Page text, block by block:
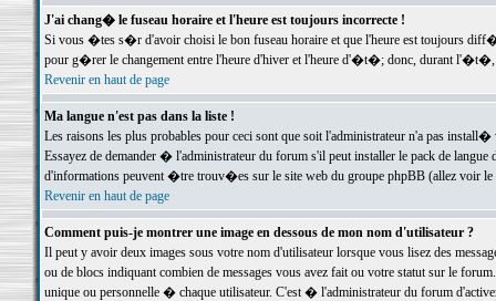
J'ai chang� le fuseau horaire et l'heure est toujours incorrecte !
Si vous �tes s�r d'avoir choisi le bon fuseau horaire et que l'heure est toujours
pour g�rer le changement entre l'heure d'hiver et l'heure d'�t�; donc, durant
Revenir en haut de page
Ma langue n'est pas dans la liste !
Les raisons les plus probables pour ceci sont que soit l'administrateur n'a pas
Essayez de demander � l'administrateur du forum s'il peut installer le pack de
d'informations peuvent �tre trouv�es sur le site web du groupe phpBB (allez voir le
Revenir en haut de page
Comment puis-je montrer une image en dessous de mon nom d'utilisateur ?
Il peut y avoir deux images sous votre nom d'utilisateur lorsque vous lisez des
ou de blocs indiquant combien de messages vous avez fait ou votre statut sur le
unique ou personnelle � chaque utilisateur. C'est � l'administrateur du forum